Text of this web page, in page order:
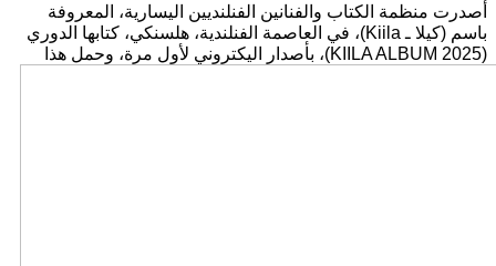
أصدرت منظمة الكتاب والفنانين الفنلنديين اليسارية، المعروفة
باسم (كيلا ـ Kiila)، في العاصمة الفنلندية، هلسنكي، كتابها الدوري
(KIILA ALBUM 2025)،
بأصدار اليكتروني لأول مرة، وحمل هذا